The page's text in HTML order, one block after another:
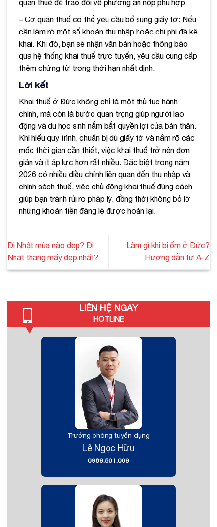
quan thuế để trao đổi về phương án nộp phù hợp.
– Cơ quan thuế có thể yêu cầu bổ sung giấy tờ: Nếu
cần làm rõ một số khoản thu nhập hoặc chi phí đã kê
khai. Khi đó, bạn sẽ nhận văn bản hoặc thông báo
qua hệ thống khai thuế trực tuyến, yêu cầu cung cấp
thêm chứng từ trong thời hạn nhất định.
Lời kết
Khai thuế ở Đức không chỉ là một thủ tục hành
chính, mà còn là bước quan trọng giúp người lao
động và du học sinh nắm bắt quyền lợi của bản thân.
Khi hiểu quy trình, chuẩn bị đủ giấy tờ và nắm rõ các
mốc thời gian cần thiết, việc khai thuế trở nên đơn
giản và ít áp lực hơn rất nhiều. Đặc biệt trong năm
2026 có nhiều điều chỉnh liên quan đến thu nhập và
chính sách thuế, việc chủ động khai thuế đúng cách
giúp bạn tránh rủi ro pháp lý, đồng thời không bỏ lỡ
những khoản tiền đáng lẽ được hoàn lại.
Đi Nhật mùa nào đẹp? Đi
Nhật tháng mấy đẹp nhất?
Làm gì khi bị ốm ở Đức?
Hướng dẫn từ A-Z
LIÊN HỆ NGAY
HOTLINE
Trưởng phòng tuyển dụng
Lê Ngọc Hữu
0989.501.009